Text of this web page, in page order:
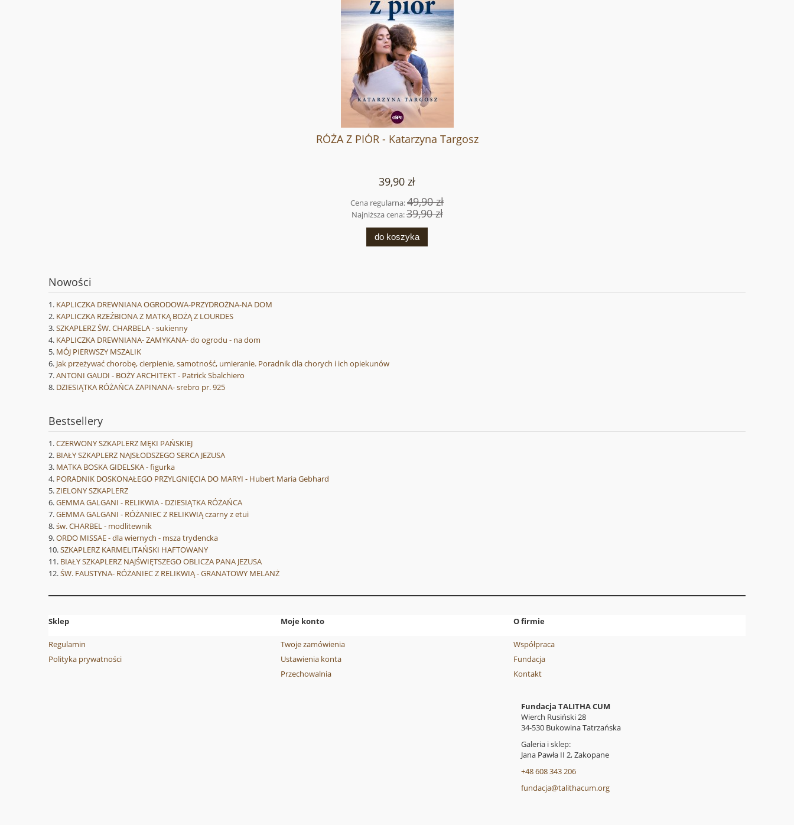
RÓŻA Z PIÓR - Katarzyna Targosz
39,90 zł
Cena regularna:49,90 zł
Najniższa cena:39,90 zł
do koszyka
Nowości
KAPLICZKA DREWNIANA OGRODOWA-PRZYDROŻNA-NA DOM
KAPLICZKA RZEŹBIONA Z MATKĄ BOŻĄ Z LOURDES
SZKAPLERZ ŚW. CHARBELA - sukienny
KAPLICZKA DREWNIANA- ZAMYKANA- do ogrodu - na dom
MÓJ PIERWSZY MSZALIK
Jak przeżywać chorobę, cierpienie, samotność, umieranie. Poradnik dla chorych i ich opiekunów
ANTONI GAUDI - BOŻY ARCHITEKT - Patrick Sbalchiero
DZIESIĄTKA RÓŻAŃCA ZAPINANA- srebro pr. 925
Bestsellery
CZERWONY SZKAPLERZ MĘKI PAŃSKIEJ
BIAŁY SZKAPLERZ NAJSŁODSZEGO SERCA JEZUSA
MATKA BOSKA GIDELSKA - figurka
PORADNIK DOSKONAŁEGO PRZYLGNIĘCIA DO MARYI - Hubert Maria Gebhard
ZIELONY SZKAPLERZ
GEMMA GALGANI - RELIKWIA - DZIESIĄTKA RÓŻAŃCA
GEMMA GALGANI - RÓŻANIEC Z RELIKWIĄ czarny z etui
św. CHARBEL - modlitewnik
ORDO MISSAE - dla wiernych - msza trydencka
SZKAPLERZ KARMELITAŃSKI HAFTOWANY
BIAŁY SZKAPLERZ NAJŚWIĘTSZEGO OBLICZA PANA JEZUSA
ŚW. FAUSTYNA- RÓŻANIEC Z RELIKWIĄ - GRANATOWY MELANŻ
Sklep
Regulamin
Polityka prywatności
Moje konto
Twoje zamówienia
Ustawienia konta
Przechowalnia
O firmie
Współpraca
Fundacja
Kontakt
Fundacja TALITHA CUM
Wierch Rusiński 28
34-530 Bukowina Tatrzańska
Galeria i sklep:
Jana Pawła II 2, Zakopane
+48 608 343 206
fundacja@talithacum.org